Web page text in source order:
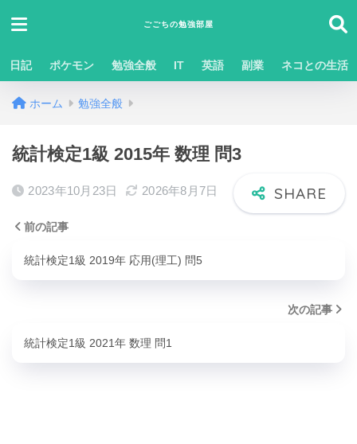
ごごちの勉強部屋
日記 ポケモン 勉強全般 IT 英語 副業 ネコとの生活
ホーム 勉強全般
統計検定1級 2015年 数理 問3
2023年10月23日 2026年8月7日
前の記事
統計検定1級 2019年 応用(理工) 問5
次の記事
統計検定1級 2021年 数理 問1